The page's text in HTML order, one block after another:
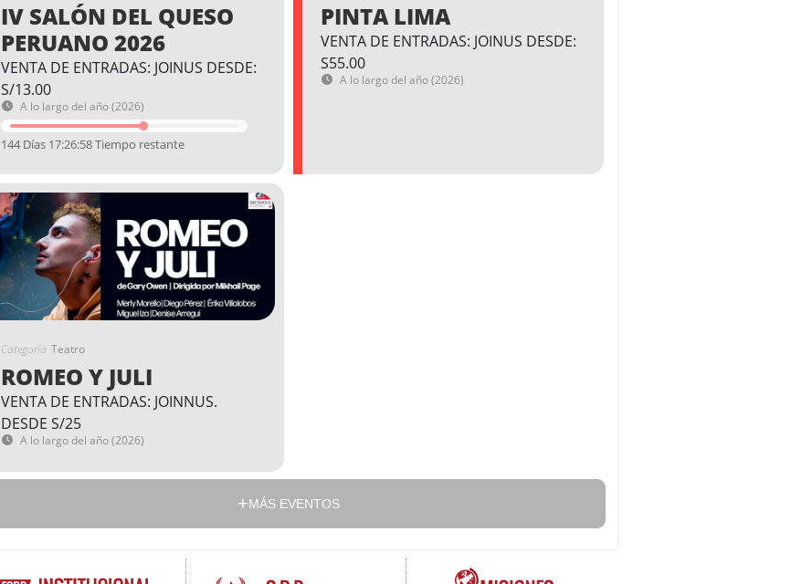
IV SALÓN DEL QUESO
PERUANO 2026
VENTA DE ENTRADAS: JOINUS DESDE:
S/13.00
A lo largo del año (2026)
144 Días 17:26:57 Tiempo restante
PINTA LIMA
VENTA DE ENTRADAS: JOINUS DESDE:
S55.00
A lo largo del año (2026)
Categoría Teatro
ROMEO Y JULI
VENTA DE ENTRADAS: JOINNUS.
DESDE S/25
A lo largo del año (2026)
MÁS EVENTOS